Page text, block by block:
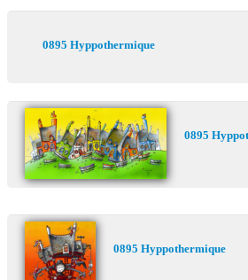
0895 Hyppothermique
0895
0895 Hyppothermique